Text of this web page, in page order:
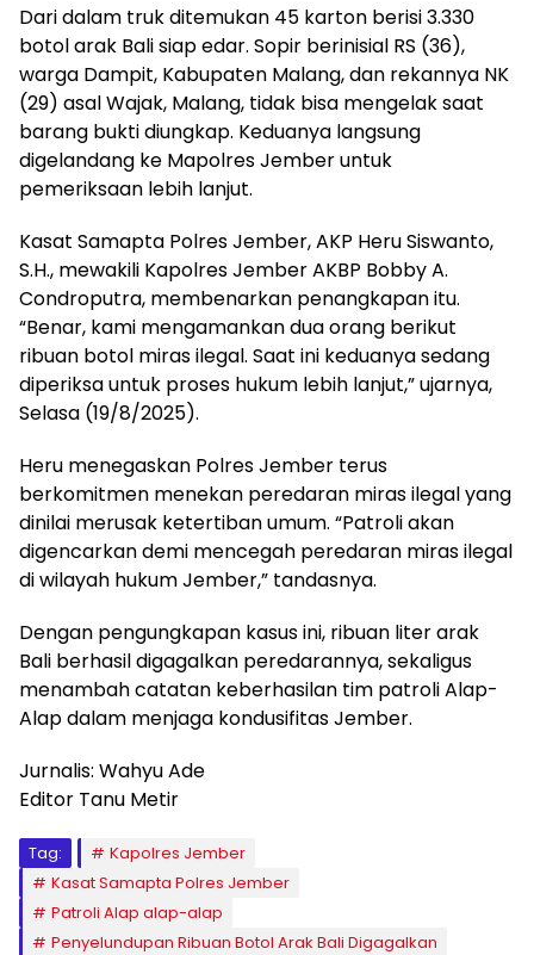
Dari dalam truk ditemukan 45 karton berisi 3.330
botol arak Bali siap edar. Sopir berinisial RS (36),
warga Dampit, Kabupaten Malang, dan rekannya NK
(29) asal Wajak, Malang, tidak bisa mengelak saat
barang bukti diungkap. Keduanya langsung
digelandang ke Mapolres Jember untuk
pemeriksaan lebih lanjut.
Kasat Samapta Polres Jember, AKP Heru Siswanto,
S.H., mewakili Kapolres Jember AKBP Bobby A.
Condroputra, membenarkan penangkapan itu.
“Benar, kami mengamankan dua orang berikut
ribuan botol miras ilegal. Saat ini keduanya sedang
diperiksa untuk proses hukum lebih lanjut,” ujarnya,
Selasa (19/8/2025).
Heru menegaskan Polres Jember terus
berkomitmen menekan peredaran miras ilegal yang
dinilai merusak ketertiban umum. “Patroli akan
digencarkan demi mencegah peredaran miras ilegal
di wilayah hukum Jember,” tandasnya.
Dengan pengungkapan kasus ini, ribuan liter arak
Bali berhasil digagalkan peredarannya, sekaligus
menambah catatan keberhasilan tim patroli Alap-
Alap dalam menjaga kondusifitas Jember.
Jurnalis: Wahyu Ade
Editor Tanu Metir
Tag:
Kapolres Jember
Kasat Samapta Polres Jember
Patroli Alap alap-alap
Penyelundupan Ribuan Botol Arak Bali Digagalkan